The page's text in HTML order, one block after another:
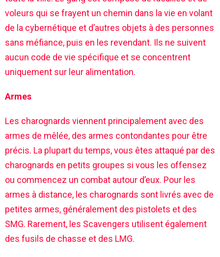
voleurs qui se frayent un chemin dans la vie en volant
de la cybernétique et d’autres objets à des personnes
sans méfiance, puis en les revendant. Ils ne suivent
aucun code de vie spécifique et se concentrent
uniquement sur leur alimentation.
Armes
Les charognards viennent principalement avec des
armes de mêlée, des armes contondantes pour être
précis. La plupart du temps, vous êtes attaqué par des
charognards en petits groupes si vous les offensez
ou commencez un combat autour d’eux. Pour les
armes à distance, les charognards sont livrés avec de
petites armes, généralement des pistolets et des
SMG. Rarement, les Scavengers utilisent également
des fusils de chasse et des LMG.